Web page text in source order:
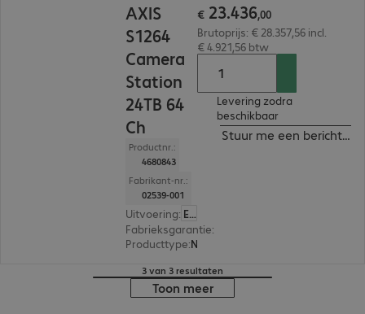
AXIS
S1264
Camera
Station
24TB 64
Ch
Productnr.:
4680843
Fabrikant-nr.:
02539-001
Uitvoering: Europa
Fabrieksgarantie:
Producttype:
€ 23.436,00
Brutoprijs: € 28.357,56 incl.
€ 4.921,56 btw
Levering zodra
beschikbaar
Stuur me een bericht
3 van 3 resultaten
Toon meer